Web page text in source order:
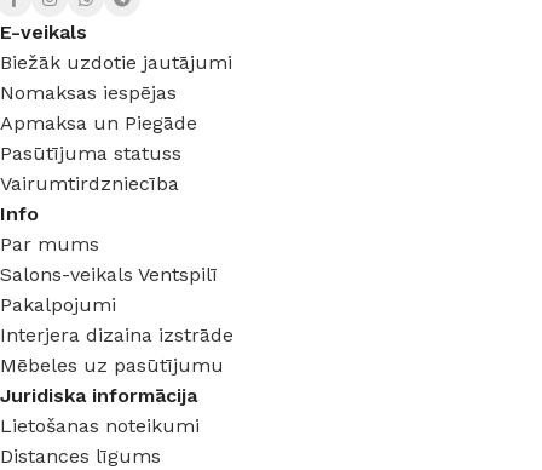
E-veikals
Biežāk uzdotie jautājumi
Nomaksas iespējas
Apmaksa un Piegāde
Pasūtījuma statuss
Vairumtirdzniecība
Info
Par mums
Salons-veikals Ventspilī
Pakalpojumi
Interjera dizaina izstrāde
Mēbeles uz pasūtījumu
Juridiska informācija
Lietošanas noteikumi
Distances līgums